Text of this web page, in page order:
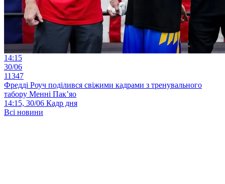
14:15
30/06
11347
Фредді Роуч поділився свіжими кадрами з тренувального
табору Менні Пак’яо
14:15, 30/06 Кадр дня
Всі новини